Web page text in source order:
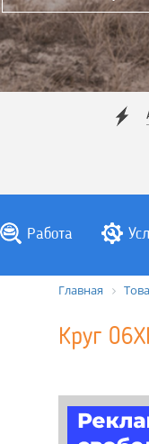
Работа
Главная
Круг